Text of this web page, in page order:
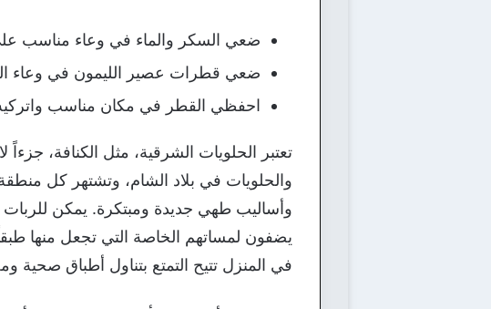
ضعي السكر والماء في وعاء مناسب علي نار
ضعي قطرات عصير الليمون في وعاء
احفظي القطر في مكان مناسب
تعتبر الحلويات الشرقية، مثل الكنافة، جزءاً
والحلويات في بلاد الشام، وتشتهر كل
وأساليب طهي جديدة ومبتكرة. يمكن
يضفون لمساتهم الخاصة التي تجعل منها
في المنزل تتيح التمتع بتناول أطباق صحية